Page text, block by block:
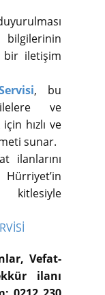
bir iletişim
, bu
ve
hızlı ve
sunar.
ilanlarını
Vefat-
ilanı